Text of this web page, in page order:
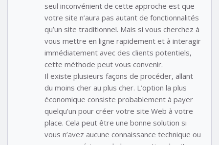
seul inconvénient de cette approche est que
votre site n’aura pas autant de fonctionnalités
qu’un site traditionnel. Mais si vous cherchez à
vous mettre en ligne rapidement et à interagir
immédiatement avec des clients potentiels,
cette méthode peut vous convenir.
Il existe plusieurs façons de procéder, allant
du moins cher au plus cher. L’option la plus
économique consiste probablement à payer
quelqu’un pour créer votre site Web à votre
place. Cela peut être une bonne solution si
vous n’avez aucune connaissance technique ou